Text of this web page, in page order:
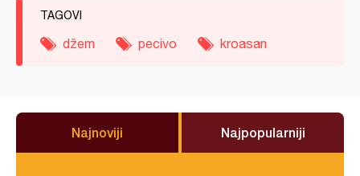
TAGOVI
džem pecivo kroasan
Najnoviji Najpopularniji